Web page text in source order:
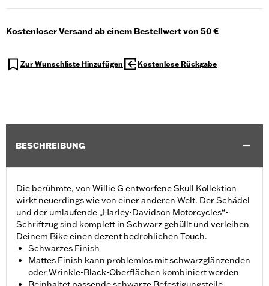
Kostenloser Versand ab einem Bestellwert von 50 €
Zur Wunschliste Hinzufügen Kostenlose Rückgabe
BESCHREIBUNG
Die berühmte, von Willie G entworfene Skull Kollektion
wirkt neuerdings wie von einer anderen Welt. Der Schädel
und der umlaufende „Harley-Davidson Motorcycles“-
Schriftzug sind komplett in Schwarz gehüllt und verleihen
Deinem Bike einen dezent bedrohlichen Touch.
Schwarzes Finish
Mattes Finish kann problemlos mit schwarzglänzenden
oder Wrinkle-Black-Oberflächen kombiniert werden